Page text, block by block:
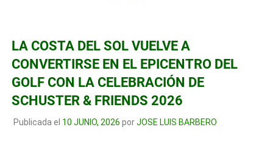
LA COSTA DEL SOL VUELVE A
CONVERTIRSE EN EL EPICENTRO DEL
GOLF CON LA CELEBRACIÓN DE
SCHUSTER & FRIENDS 2026
Publicada el 10 JUNIO, 2026 porJOSE LUIS BARBERO